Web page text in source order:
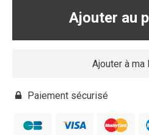
Ajouter au
Ajouter à ma
Paiement sécurisé